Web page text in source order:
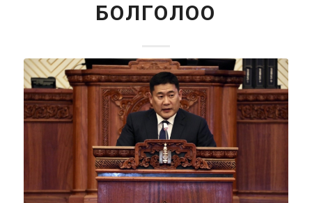
БОЛГОЛОО